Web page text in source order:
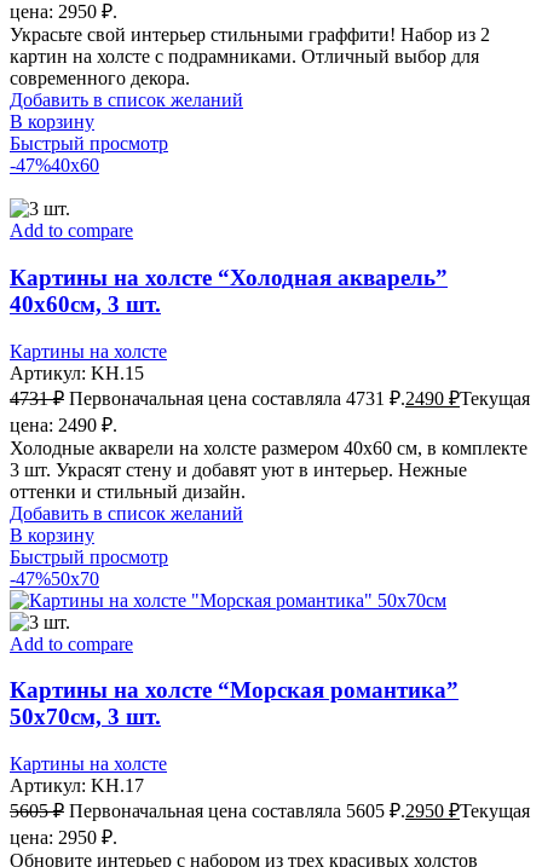
цена: 2950 ₽.
Украсьте свой интерьер стильными граффити! Набор из 2
картин на холсте с подрамниками. Отличный выбор для
современного декора.
Добавить в список желаний
В корзину
Быстрый просмотр
-47%40x60
Add to compare
Картины на холсте “Холодная акварель”
40х60см, 3 шт.
Картины на холсте
Артикул: KH.15
4731₽ Первоначальная цена составляла 4731 ₽.2490 ₽Текущая
цена: 2490 ₽.
Холодные акварели на холсте размером 40x60 см, в комплекте
3 шт. Украсят стену и добавят уют в интерьер. Нежные
оттенки и стильный дизайн.
Добавить в список желаний
В корзину
Быстрый просмотр
-47%50x70
Add to compare
Картины на холсте “Морская романтика”
50х70см, 3 шт.
Картины на холсте
Артикул: KH.17
5605₽ Первоначальная цена составляла 5605 ₽.2950 ₽Текущая
цена: 2950 ₽.
Обновите интерьер с набором из трех красивых холстов